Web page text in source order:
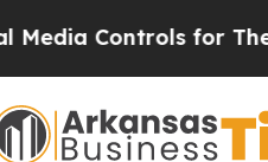
Controls for Their